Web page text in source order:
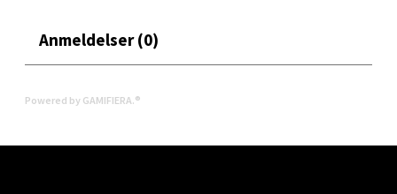
Anmeldelser (0)
Powered by GAMIFIERA.®
Åpent i dag 10-20